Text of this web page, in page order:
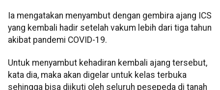
Ia mengatakan menyambut dengan gembira ajang ICS
yang kembali hadir setelah vakum lebih dari tiga tahun
akibat pandemi COVID-19.
Untuk menyambut kehadiran kembali ajang tersebut,
kata dia, maka akan digelar untuk kelas terbuka
sehingga bisa diikuti oleh seluruh pesepeda di tanah